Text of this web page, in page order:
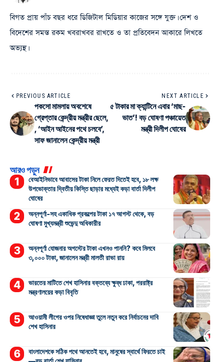
বিগত প্রায় পাঁচ বছর ধরে ডিজিটাল মিডিয়ার কাজের সঙ্গে যুক্ত। দেশ ও
বিদেশের সমস্ত রকম খবরাখবর রাখতে ও তা প্রতিবেদন আকারে লিখতে
অভ্যস্থ।
PREVIOUS ARTICLE
পকসো মামলায় অবশেষে
গ্রেপ্তার কেন্দ্রীয় মন্ত্রীর ছেলে,
, ‘আইন আইনের পথে চলবে’,
সাফ জানালেন কেন্দ্রীয় মন্ত্রী
NEXT ARTICLE
৫ টাকার মা ক্যান্টিনে এবার ‘মাছ-
ভাত’! বড় ঘোষণা পঞ্চায়েত
মন্ত্রী দিলীপ ঘোষের
আরও পড়ুন
বেআইনিভাবে আবাসের টাকা নিলে ফেরত দিতেই হবে, ১৮ লক্ষ
উপভোক্তার দ্বিতীয় কিস্তি ছাড়ার মধ্যেই কড়া বার্তা দিলীপ
ঘোষের
অন্নপূর্ণা-সহ একাধিক প্রকল্পের টাকা ১৭ আগস্ট থেকে, বড়
ঘোষণা মুখ্যমন্ত্রী শুভেন্দু অধিকারীর
অন্নপূর্ণা যোজনার অগস্টের টাকা এখনও পাননি? কবে মিলবে
৩,০০০ টাকা, জানালেন মন্ত্রী মালতী রাভা রায়
ভারতের মাটিতে শেখ হাসিনার বক্তব্যে ক্ষুব্ধ ঢাকা, পররাষ্ট্র
মন্ত্রণালয়ের কড়া বিবৃতি
আওয়ামী লীগের ওপর নিষেধাজ্ঞা তুলে নতুন করে নির্বাচনের দাবি
শেখ হাসিনার
বাংলাদেশকে সঠিক পথে আনতেই হবে, মানুষের স্বার্থে ফিরতে চাই